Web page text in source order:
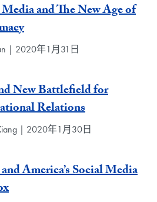
and The New Age of
| 2020年1月31日
New Battlefield for
Relations
| 2020年1月30日
America’s Social Media